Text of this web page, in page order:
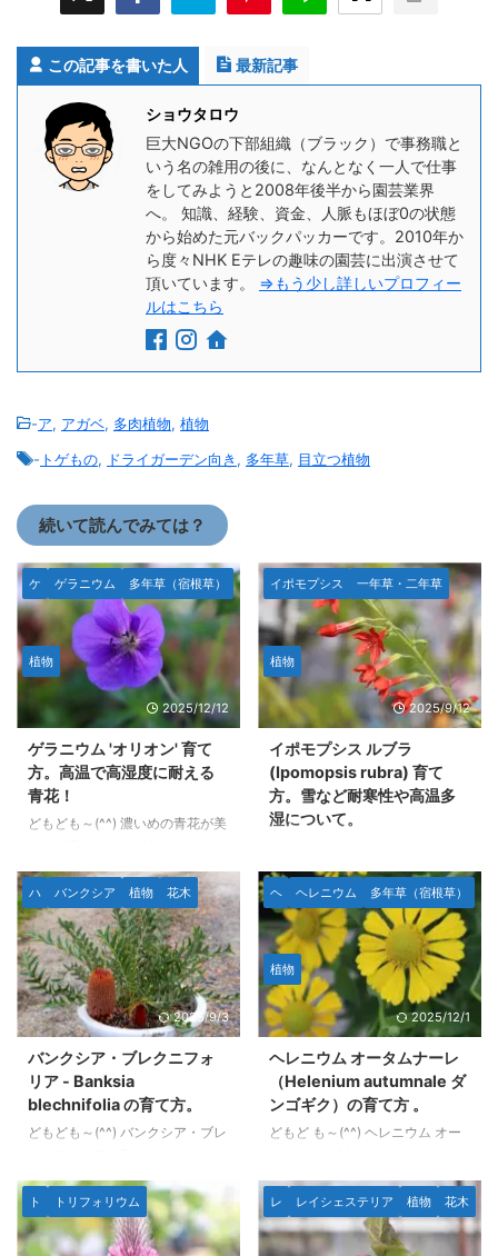
この記事を書いた人 最新記事
ショウタロウ
巨大NGOの下部組織（ブラック）で事務職と
いう名の雑用の後に、なんとなく一人で仕事
をしてみようと2008年後半から園芸業界
へ。 知識、経験、資金、人脈もほぼ0の状態
から始めた元バックパッカーです。2010年か
ら度々NHK Eテレの趣味の園芸に出演させて
頂いています。 ⇒もう少し詳しいプロフィー
ルはこちら
-ア, アガベ, 多肉植物, 植物
- トゲもの, ドライガーデン向き , 多年草, 目立つ植物
続いて読んでみては？
ケ ゲラニウム 多年草（宿根草）
植物
2025/12/12
ゲラニウム 'オリオン' 育て
方。高温で高湿度に耐える
青花！
どもども～(^^) 濃いめの青花が美
ン'(Geranium 'Orion')の育て方に
ついてです。 庭植えや地植えで
名古屋市地域の夏のような高温多
湿の環境を超えられるゲラニウム
は限られ、 さらにゲラニウム 'ジ
ョンソンズブルー'のような「人
気の青系」の花のゲラニウムは皆
無なのでは？と思っていましたが
この品種は問題なく安心して育ち
ます。 ３年くらい育てたのでだ
いたいどのような性質かわかりま
した。 本文のデータや写真等は
すべて筆者自身の観察によるもの
ん。 ...
イポモプシス 一年草・二年草
植物
2025/9/12
イポモプシス ルブラ
(Ipomopsis rubra) 育て
方。雪など耐寒性や高温多
湿について。
ルブラ (Ipomopsis rubra)はアメ
リカの南西部に分布している二年
草です。 咲いたら枯れる二年草
です。 エキゾチックなオレンジ
がかった赤花と上に向かって１つ
花茎が伸びる姿が特徴的です。
種まきして１年半ほど育ててみ
て、だいたいわかったのでまとめ
はすべて筆者自身の観察によるも
のです。AI生成は使用していませ
ん。 画像とデータ 学名：
Ipomopsis rubra 別名：スタンデ
シノブ科 ...
ハ バンクシア 植物 花木
2025/9/3
バンクシア・ブレクニフォ
リア - Banksia
blechnifolia の育て方。
どもども～(^^) バンクシア・ブレ
blechnifolia）は、オーストラリ
ア南西部に分布する匍匐性のバン
クシアです。 低木で横に広がる
形状をしており、地面に沿うよう
ヘ ヘレニウム 多年草（宿根草）
植物
2025/12/1
ヘレニウム オータムナーレ
（Helenium autumnale ダ
ンゴギク）の育て方 。
どもど も～(^^) ヘレニウム オー
autumnale)は、秋を彩る北アメ
リカ原産の多年草で、鮮やかな花
色が特徴的です。 一般的には
「ヘレニウム」や「ダンゴギク」
ト トリフォリウム レ レイシェステリア 植物 花木